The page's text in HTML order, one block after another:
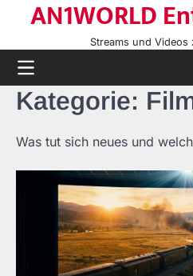
content
AN1WORLD
Streams und Videos
Kategorie:
Was tut sich neues und